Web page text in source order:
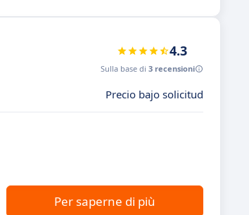
4.3
Sulla base di 3 recensioni
Precio bajo solicitud
Per saperne di più